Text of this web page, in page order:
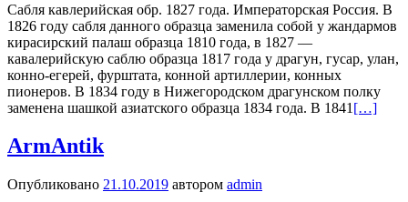
Сабля кавлерийская обр. 1827 года. Императорская Россия. В
1826 году сабля данного образца заменила собой у жандармов
кирасирский палаш образца 1810 года, в 1827 —
кавалерийскую саблю образца 1817 года у драгун, гусар, улан,
конно-егерей, фурштата, конной артиллерии, конных
пионеров. В 1834 году в Нижегородском драгунском полку
заменена шашкой азиатского образца 1834 года. В 1841 […]
ArmAntik
Опубликовано 21.10.2019 автором admin